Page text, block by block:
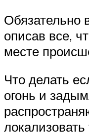
Обязательно
описав все,
месте
Что делать
огонь и